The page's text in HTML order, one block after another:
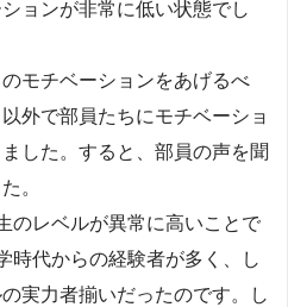
ョンが非常に低い状態でし
モチベーションをあげるべ
外で部員たちにモチベーショ
した。すると、部員の声を聞
。
のレベルが異常に高いことで
時代からの経験者が多く、し
実力者揃いだったのです。し